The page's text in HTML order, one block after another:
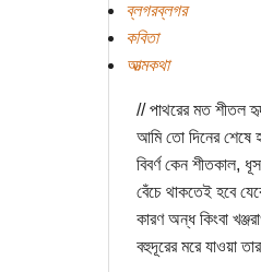
ব্লগরব্লগর
কবিতা
আত্মকথা
// পাথরের মত শীতল
আমি তো দিনের শেষে
বিবর্ণ কেন শীতকাল,
বেঁচে থাকতেই হবে
কারণ অন্ধ কিংবা
বহুদূরের মরে যাওয়া